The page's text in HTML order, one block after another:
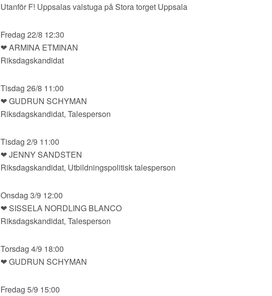
Utanför F! Uppsalas valstuga på Stora torget Uppsala
Fredag 22/8 12:30
❤ ARMINA ETMINAN
Riksdagskandidat
Tisdag 26/8 11:00
❤ GUDRUN SCHYMAN
Riksdagskandidat, Talesperson
Tisdag 2/9 11:00
❤ JENNY SANDSTEN
Riksdagskandidat, Utbildningspolitisk talesperson
Onsdag 3/9 12:00
❤ SISSELA NORDLING BLANCO
Riksdagskandidat, Talesperson
Torsdag 4/9 18:00
❤ GUDRUN SCHYMAN
Fredag 5/9 15:00